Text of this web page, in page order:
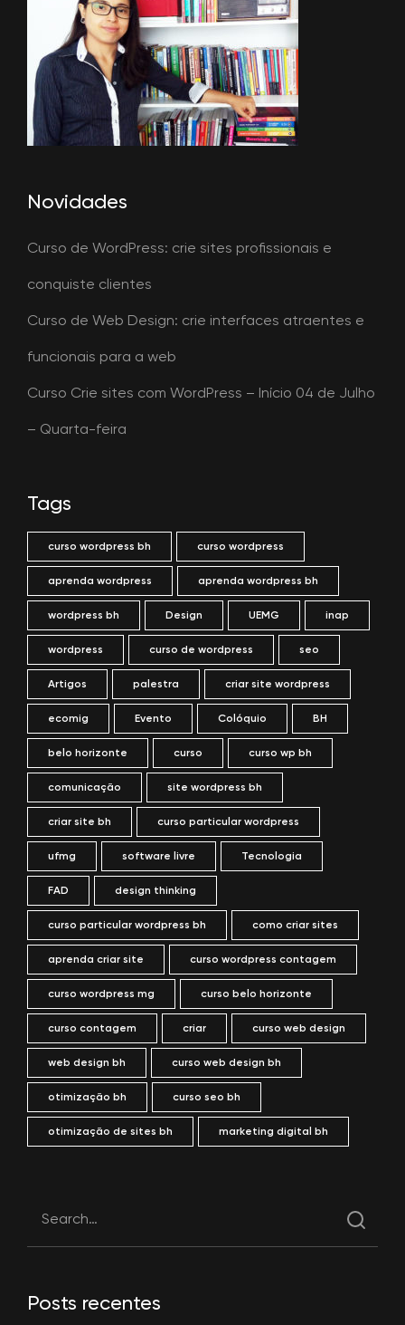
Novidades
Curso de WordPress: crie sites profissionais e
conquiste clientes
Curso de Web Design: crie interfaces atraentes e
funcionais para a web
Curso Crie sites com WordPress – Início 04 de Julho
– Quarta-feira
Tags
curso wordpress bh curso wordpress
aprenda wordpress aprenda wordpress bh
wordpress bh Design UEMG inap
wordpress curso de wordpress seo
Artigos palestra criar site wordpress
ecomig Evento Colóquio BH
belo horizonte curso curso wp bh
comunicação site wordpress bh
criar site bh curso particular wordpress
ufmg software livre Tecnologia
FAD design thinking
curso particular wordpress bh como criar sites
aprenda criar site curso wordpress contagem
curso wordpress mg curso belo horizonte
curso contagem criar curso web design
web design bh curso web design bh
otimização bh curso seo bh
otimização de sites bh marketing digital bh
Posts recentes